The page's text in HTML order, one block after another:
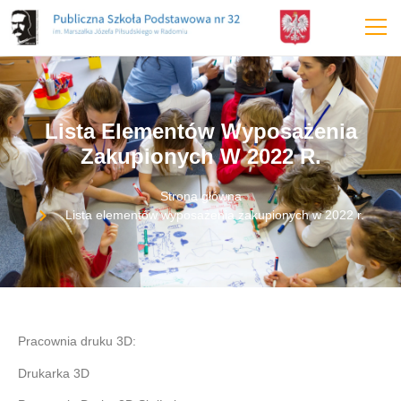
treści
Lista Elementów Wyposażenia
Zakupionych W 2022 R.
Strona główna
Lista elementów wyposażenia zakupionych w 2022 r.
Pracownia druku 3D:
Drukarka 3D